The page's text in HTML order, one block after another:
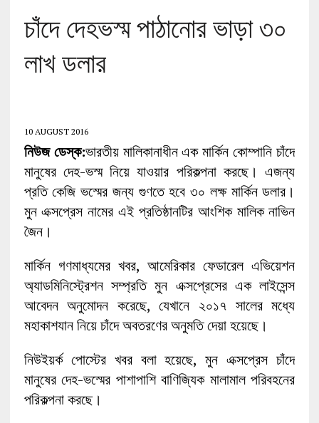
চাঁদে দেহভস্ম পাঠানোর ভাড়া ৩০
লাখ ডলার
10 AUGUST 2016
নিউজ ডেস্ক:ভারতীয় মালিকানাধীন এক মার্কিন কোম্পানি চাঁদে
মানুষের দেহ-ভস্ম নিয়ে যাওয়ার পরিকল্পনা করছে। এজন্য
প্রতি কেজি ভস্মের জন্য গুণতে হবে ৩০ লক্ষ মার্কিন ডলার।
মুন এক্সপ্রেস নামের এই প্রতিষ্ঠানটির আংশিক মালিক নাভিন
জৈন।
মার্কিন গণমাধ্যমের খবর, আমেরিকার ফেডারেল এভিয়েশন
অ্যাডমিনিস্ট্রেশন সম্প্রতি মুন এক্সপ্রেসের এক লাইসেন্স
আবেদন অনুমোদন করেছে, যেখানে ২০১৭ সালের মধ্যে
মহাকাশযান নিয়ে চাঁদে অবতরণের অনুমতি দেয়া হয়েছে।
নিউইয়র্ক পোস্টের খবর বলা হয়েছে, মুন এক্সপ্রেস চাঁদে
মানুষের দেহ-ভস্মের পাশাপাশি বাণিজ্যিক মালামাল পরিবহনের
পরিকল্পনা করছে।